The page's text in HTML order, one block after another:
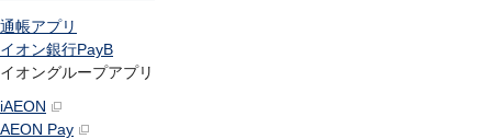
通帳アプリ
イオン銀行PayB
イオングループアプリ
iAEON
AEON Pay